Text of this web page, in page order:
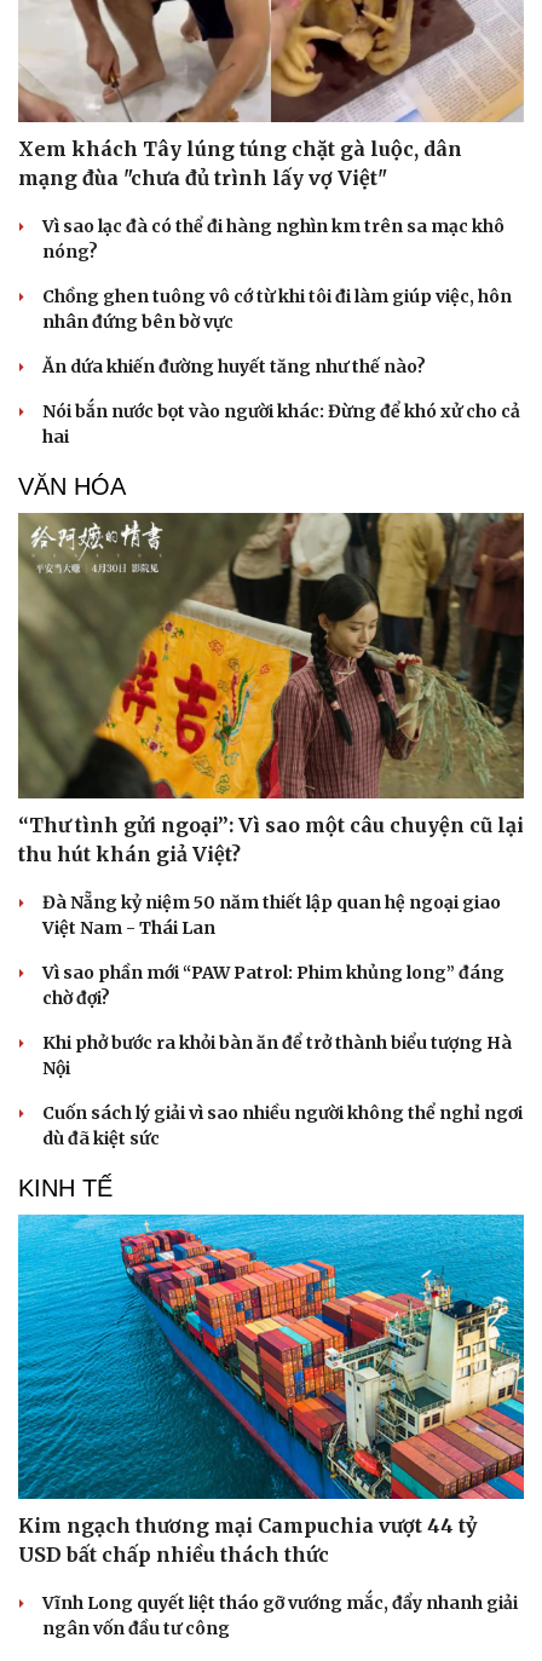
Doanh nghiệp
Thông tin doanh nghiệp
Doanh nghiệp 24h
Doanh nhân
Vì cộng đồng
Công nghệ
Sành điệu
Tin Công nghệ
Trải nghiệm
Chuyển đổi số
Xem khách Tây lúng túng chặt gà luộc, dân
mạng đùa "chưa đủ trình lấy vợ Việt"
Vì sao lạc đà có thể đi hàng nghìn km trên sa mạc khô
nóng?
Chồng ghen tuông vô cớ từ khi tôi đi làm giúp việc, hôn
nhân đứng bên bờ vực
Ăn dứa khiến đường huyết tăng như thế nào?
Nói bắn nước bọt vào người khác: Đừng để khó xử cho cả
hai
VĂN HÓA
“Thư tình gửi ngoại”: Vì sao một câu chuyện cũ lại
thu hút khán giả Việt?
Đà Nẵng kỷ niệm 50 năm thiết lập quan hệ ngoại giao
Việt Nam - Thái Lan
Vì sao phần mới “PAW Patrol: Phim khủng long” đáng
chờ đợi?
Khi phở bước ra khỏi bàn ăn để trở thành biểu tượng Hà
Nội
Cuốn sách lý giải vì sao nhiều người không thể nghỉ ngơi
dù đã kiệt sức
KINH TẾ
Kim ngạch thương mại Campuchia vượt 44 tỷ
USD bất chấp nhiều thách thức
Vĩnh Long quyết liệt tháo gỡ vướng mắc, đẩy nhanh giải
ngân vốn đầu tư công